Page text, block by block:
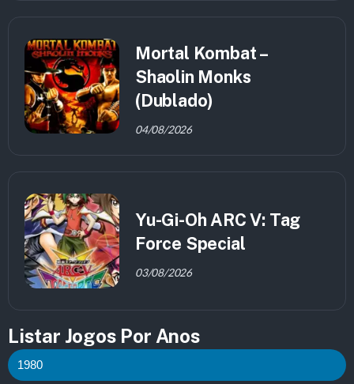
Mortal Kombat –
Shaolin Monks
(Dublado)
04/08/2026
Yu-Gi-Oh ARC V: Tag
Force Special
03/08/2026
Listar Jogos Por Anos
1980